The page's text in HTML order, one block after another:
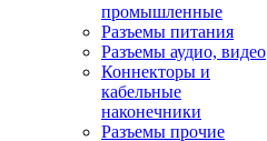
промышленные
Разъeмы питания
Разъeмы аудио, видео
Коннекторы и
кабельные
наконечники
Разъeмы прочие